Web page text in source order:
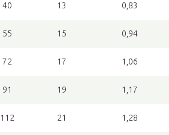
40 13 0,83
55 15 0,94
72 17 1,06
91 19 1,17
112 21 1,28